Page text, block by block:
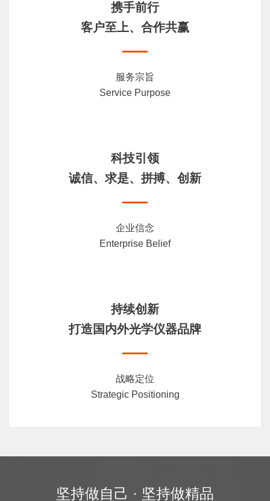
携手前行
客户至上、合作共赢
服务宗旨
Service Purpose
科技引领
诚信、求是、拼搏、创新
企业信念
Enterprise Belief
持续创新
打造国内外光学仪器品牌
战略定位
Strategic Positioning
坚持做自己 · 坚持做精品